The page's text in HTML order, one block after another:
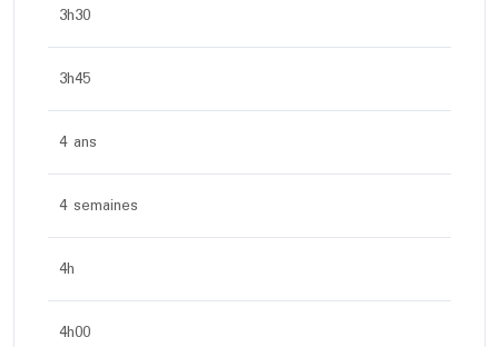
3h30
3h45
4 ans
4 semaines
4h
4h00